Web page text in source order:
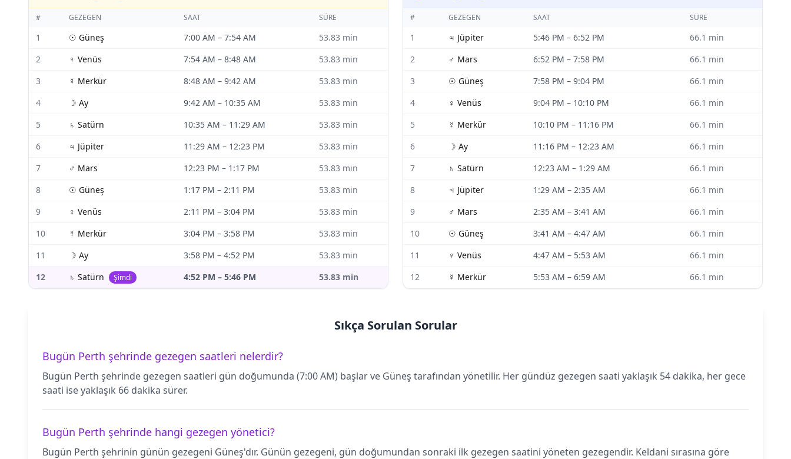
# GEZEGEN SAAT SÜRE
1 ☉ Güneş 7:00 AM – 7:54 AM 53.83 min
2
♀ Venüs 7:54 AM – 8:48 AM 53.83 min
3
☿ Merkür 8:48 AM – 9:42 AM 53.83 min
4
☽ Ay 9:42 AM – 10:35 AM 53.83 min
5
♄ Satürn 10:35 AM – 11:29 AM 53.83 min
6
♃ Jüpiter 11:29 AM – 12:23 PM 53.83 min
7
♂ Mars 12:23 PM – 1:17 PM 53.83 min
8
☉ Güneş 1:17 PM – 2:11 PM 53.83 min
9
♀ Venüs 2:11 PM – 3:04 PM 53.83 min
10
☿ Merkür 3:04 PM – 3:58 PM 53.83 min
11
☽ Ay 3:58 PM – 4:52 PM 53.83 min
12
♄ Satürn Şimdi 4:52 PM – 5:46 PM 53.83 min
# GEZEGEN SAAT SÜRE
1 ♃ Jüpiter 5:46 PM – 6:52 PM 66.1 min
2
♂ Mars 6:52 PM – 7:58 PM 66.1 min
3
☉ Güneş 7:58 PM – 9:04 PM 66.1 min
4
♀ Venüs 9:04 PM – 10:10 PM 66.1 min
5
☿ Merkür 10:10 PM – 11:16 PM 66.1 min
6
☽ Ay 11:16 PM – 12:23 AM 66.1 min
7
♄ Satürn 12:23 AM – 1:29 AM 66.1 min
8
♃ Jüpiter 1:29 AM – 2:35 AM 66.1 min
9
♂ Mars 2:35 AM – 3:41 AM 66.1 min
10
☉ Güneş 3:41 AM – 4:47 AM 66.1 min
11
♀ Venüs 4:47 AM – 5:53 AM 66.1 min
12
☿ Merkür 5:53 AM – 6:59 AM 66.1 min
Sıkça Sorulan Sorular
Bugün Perth şehrinde gezegen saatleri nelerdir?
Bugün Perth şehrinde gezegen saatleri gün doğumunda (7:00 AM) başlar ve Güneş tarafından yönetilir. Her gündüz gezegen saati yaklaşık 54 dakika, her gece
saati ise yaklaşık 66 dakika sürer.
Bugün Perth şehrinde hangi gezegen yönetici?
Bugün Perth şehrinin günün gezegeni Güneş'dır. Günün gezegeni, gün doğumundan sonraki ilk gezegen saatini yöneten gezegendir. Keldani sırasına göre